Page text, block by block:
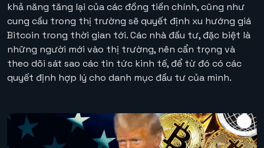
khả năng tăng lại của các đồng tiền chính, cũng như
cung cầu trong thị trường sẽ quyết định xu hướng giá
Bitcoin trong thời gian tới. Các nhà đầu tư, đặc biệt là
những người mới vào thị trường, nên cẩn trọng và
theo dõi sát sao các tin tức kinh tế, để từ đó có các
quyết định hợp lý cho danh mục đầu tư của mình.